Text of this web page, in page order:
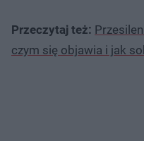
Przeczytaj też:
czym się objawia i jak